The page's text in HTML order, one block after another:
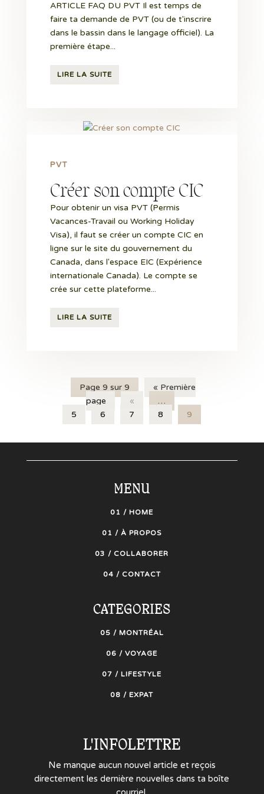
ARTICLE FAQ DU PVT Il est temps de
faire ta demande de PVT (ou de t'inscrire
dans le bassin dans le langage officiel). La
première étape...
LIRE LA SUITE
Créer son compte CIC
PVT
Pour obtenir un visa PVT (Permis
Vacances-Travail ou Working Holiday
Visa), il faut se créer un compte CIC en
ligne sur le site du gouvernement du
Canada, dans l'espace EIC (Expérience
internationale Canada). Le compte se
crée sur cette plateforme...
LIRE LA SUITE
Page 9 sur 9
« Première
page
«
…
5
6 7 8 9
MENU
01 / HOME
01 / À PROPOS
03 / COLLABORER
04 / CONTACT
CATEGORIES
05 / MONTRÉAL
06 / VOYAGE
07 / LIFESTYLE
08 / EXPAT
L'INFOLETTRE
Ne manque aucun nouvel article et reçois
directement les dernière nouvelles dans ta boîte